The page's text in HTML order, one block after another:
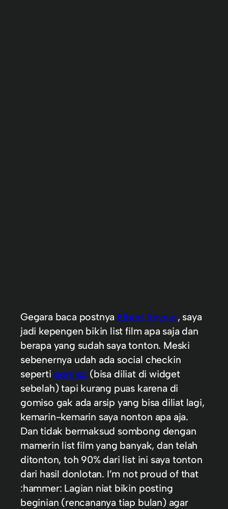
Gegara baca postnya Elbert Reyner, saya
jadi kepengen bikin list film apa saja dan
berapa yang sudah saya tonton. Meski
sebenernya udah ada social checkin
seperti gomiso (bisa diliat di widget
sebelah) tapi kurang puas karena di
gomiso gak ada arsip yang bisa diliat lagi,
kemarin-kemarin saya nonton apa aja.
Dan tidak bermaksud sombong dengan
mamerin list film yang banyak, dan telah
ditonton, toh 90% dari list ini saya tonton
dari hasil donlotan. I’m not proud of that
:hammer: Lagian niat bikin posting
beginian (rencananya tiap bulan) agar